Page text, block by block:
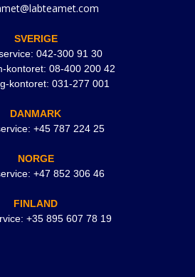
SVERIGE
042-300 91 30
kontoret: 08-400 200 42
kontoret: 031-277 001
DANMARK
+45 787 224 25
NORGE
+47 852 306 46
FINLAND
+35 895 607 78 19